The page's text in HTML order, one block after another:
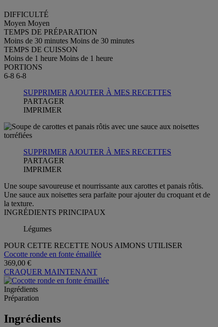
DIFFICULTÉ
Moyen Moyen
TEMPS DE PRÉPARATION
Moins de 30 minutes Moins de 30 minutes
TEMPS DE CUISSON
Moins de 1 heure Moins de 1 heure
PORTIONS
6-8 6-8
SUPPRIMER AJOUTER À MES RECETTES
PARTAGER
IMPRIMER
SUPPRIMER AJOUTER À MES RECETTES
PARTAGER
IMPRIMER
Une soupe savoureuse et nourrissante aux carottes et panais rôtis.
Une sauce aux noisettes sera parfaite pour ajouter du croquant et de
la texture.
INGRÉDIENTS PRINCIPAUX
Légumes
POUR CETTE RECETTE NOUS AIMONS UTILISER
Cocotte ronde en fonte émaillée
369,00 €
CRAQUER MAINTENANT
Ingrédients
Préparation
Ingrédients